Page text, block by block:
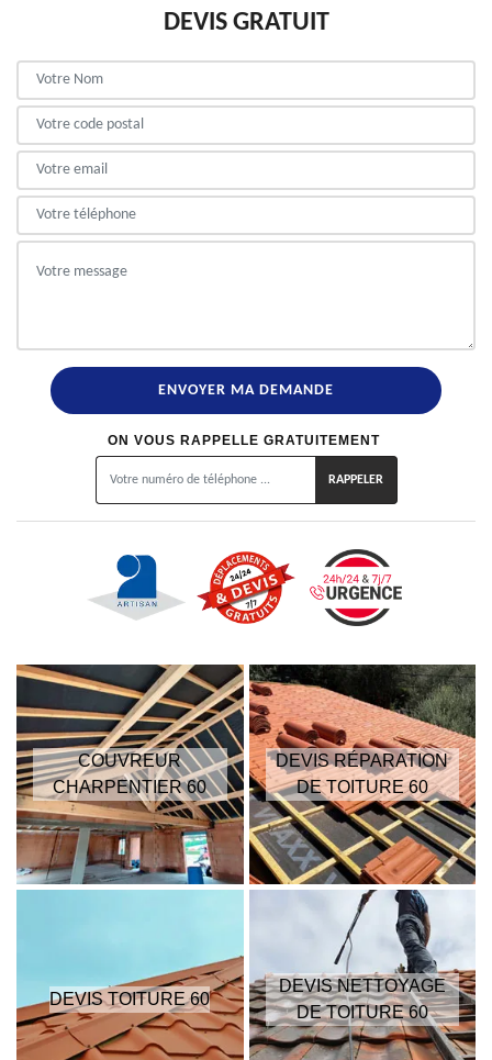
DEVIS GRATUIT
ON VOUS RAPPELLE GRATUITEMENT
COUVREUR
CHARPENTIER 60
DEVIS RÉPARATION
DE TOITURE 60
DEVIS TOITURE 60
DEVIS NETTOYAGE
DE TOITURE 60